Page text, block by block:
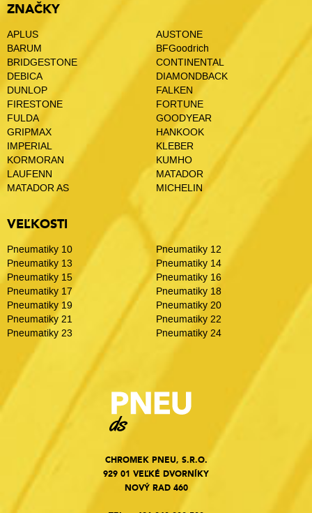
ZNAČKY
APLUS
AUSTONE
BARUM
BFGoodrich
BRIDGESTONE
CONTINENTAL
DEBICA
DIAMONDBACK
DUNLOP
FALKEN
FIRESTONE
FORTUNE
FULDA
GOODYEAR
GRIPMAX
HANKOOK
IMPERIAL
KLEBER
KORMORAN
KUMHO
LAUFENN
MATADOR
MATADOR AS
MICHELIN
VEĽKOSTI
Pneumatiky 10
Pneumatiky 12
Pneumatiky 13
Pneumatiky 14
Pneumatiky 15
Pneumatiky 16
Pneumatiky 17
Pneumatiky 18
Pneumatiky 19
Pneumatiky 20
Pneumatiky 21
Pneumatiky 22
Pneumatiky 23
Pneumatiky 24
CHROMEK PNEU, S.R.O.
929 01 VEĽKÉ DVORNÍKY
NOVÝ RAD 460